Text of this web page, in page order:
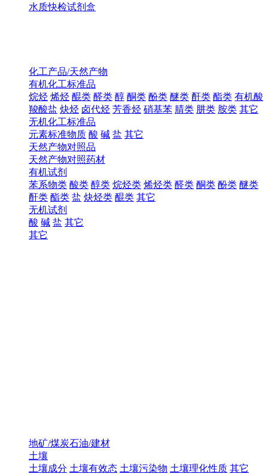
水质快检试剂盒
化工产品/天然产物
有机化工标准品
烷烃 烯烃 醌类 醛类 醇 酮类 酚类 醚类 酐类 酯类 有机酸
羧酸盐 炔烃 卤代烃 芳香烃 硝基苯 腈类 肼类 胺类 其它
无机化工标准品
元素标准物质 酸 碱 盐 其它
天然产物对照品
天然产物对照药材
有机试剂
苯系物类 酸类 醇类 烷烃类 烯烃类 醛类 酮类 酚类 醚类
酐类 酯类 盐 炔烃类 醌类 其它
无机试剂
酸 碱 盐 其它
其它
地矿/煤炭石油/建材
土壤
土壤成分 土壤有效态 土壤污染物 土壤理化性质 其它